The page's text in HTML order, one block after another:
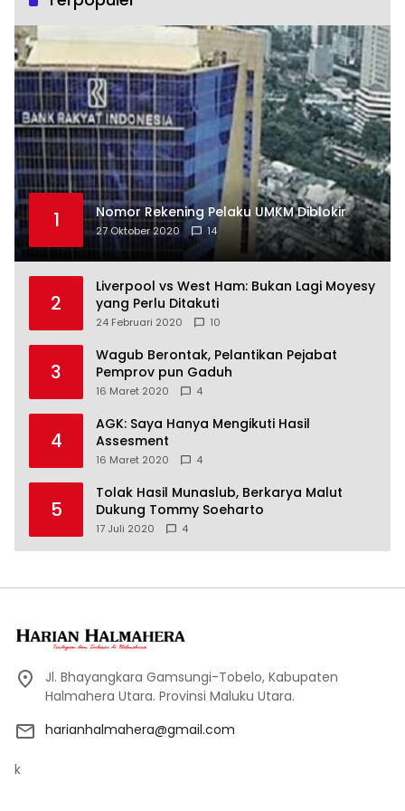
1 Nomor Rekening Pelaku UMKM Diblokir
27 Oktober 2020 14
2
Liverpool vs West Ham: Bukan Lagi Moyesy
yang Perlu Ditakuti
24 Februari 2020 10
3
Wagub Berontak, Pelantikan Pejabat
Pemprov pun Gaduh
16 Maret 2020 4
4
AGK: Saya Hanya Mengikuti Hasil
Assesment
16 Maret 2020 4
5
Tolak Hasil Munaslub, Berkarya Malut
Dukung Tommy Soeharto
17 Juli 2020 4
Jl. Bhayangkara Gamsungi-Tobelo, Kabupaten
Halmahera Utara. Provinsi Maluku Utara.
harianhalmahera@gmail.com
k